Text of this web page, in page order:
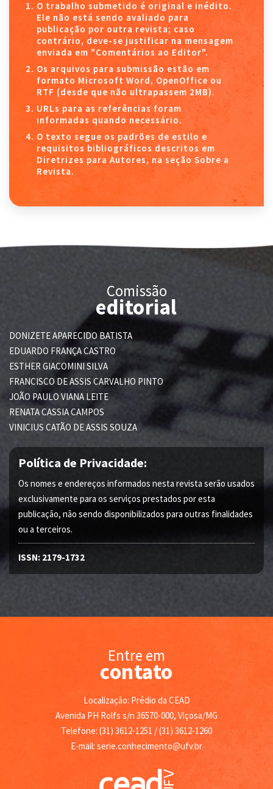
O trabalho submetido é original e inédito.
Ele não está sendo avaliado para
publicação por outra revista; caso
contrário, deve-se justificar na mensagem
enviada em "Comentários ao Editor".
Os arquivos para submissão estão em
formato Microsoft Word, OpenOffice ou
RTF (desde que não ultrapassem 2MB).
URLs para as referências foram
informadas quando necessário.
O texto segue os padrões de estilo e
requisitos bibliográficos descritos em
Diretrizes para Autores, na seção Sobre a
Revista.
Comissão
editorial
DONIZETE APARECIDO BATISTA
EDUARDO FRANÇA CASTRO
ESTHER GIACOMINI SILVA
FRANCISCO DE ASSIS CARVALHO PINTO
JOÃO PAULO VIANA LEITE
RENATA CASSIA CAMPOS
VINICIUS CATÃO DE ASSIS SOUZA
Política de Privacidade:
Os nomes e endereços informados nesta revista serão usados
exclusivamente para os serviços prestados por esta
publicação, não sendo disponibilizados para outras finalidades
ou a terceiros.
ISSN: 2179-1732
Entre em
contato
Localização: Prédio da CEAD
Avenida PH Rolfs s/n 36570-000, Viçosa/MG
Telefone: (31) 3612-1251 / (31) 3612-1260
E-mail: serie.conhecimento@ufv.br